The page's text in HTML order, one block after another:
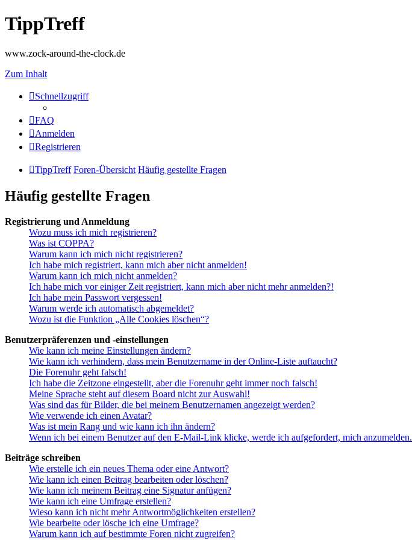
TippTreff
www.zock-around-the-clock.de
Zum Inhalt
Schnellzugriff
FAQ
Anmelden
Registrieren
TippTreff Foren-Übersicht Häufig gestellte Fragen
Häufig gestellte Fragen
Registrierung und Anmeldung
Wozu muss ich mich registrieren?
Was ist COPPA?
Warum kann ich mich nicht registrieren?
Ich habe mich registriert, kann mich aber nicht anmelden!
Warum kann ich mich nicht anmelden?
Ich habe mich vor einiger Zeit registriert, kann mich aber nicht mehr anmelden?!
Ich habe mein Passwort vergessen!
Warum werde ich automatisch abgemeldet?
Wozu ist die Funktion „Alle Cookies löschen“?
Benutzerpräferenzen und -einstellungen
Wie kann ich meine Einstellungen ändern?
Wie kann ich verhindern, dass mein Benutzername in der Online-Liste auftaucht?
Die Forenuhr geht falsch!
Ich habe die Zeitzone eingestellt, aber die Forenuhr geht immer noch falsch!
Meine Sprache steht auf diesem Board nicht zur Auswahl!
Was sind das für Bilder, die bei meinem Benutzernamen angezeigt werden?
Wie verwende ich einen Avatar?
Was ist mein Rang und wie kann ich ihn ändern?
Wenn ich bei einem Benutzer auf den E-Mail-Link klicke, werde ich aufgefordert, mich anzumelden.
Beiträge schreiben
Wie erstelle ich ein neues Thema oder eine Antwort?
Wie kann ich einen Beitrag bearbeiten oder löschen?
Wie kann ich meinem Beitrag eine Signatur anfügen?
Wie kann ich eine Umfrage erstellen?
Wieso kann ich nicht mehr Antwortmöglichkeiten erstellen?
Wie bearbeite oder lösche ich eine Umfrage?
Warum kann ich auf bestimmte Foren nicht zugreifen?